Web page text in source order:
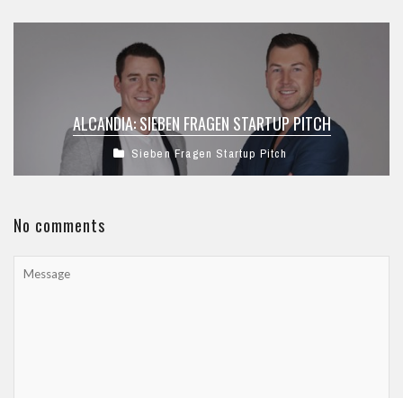
ALCANDIA: SIEBEN FRAGEN STARTUP PITCH
Sieben Fragen Startup Pitch
No comments